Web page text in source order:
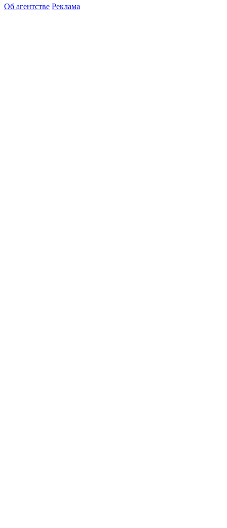
Об агентстве Реклама